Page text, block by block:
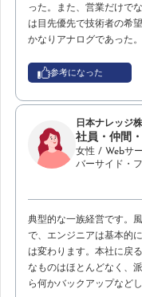
った。また、営業だけで
は目先優先で技術者の希
かなりアナログであった。
参考になった
日本ナレッジ
社員・仲間
女性 / Webサ
バーサイド・
典型的な一族経営です。
で、エンジニアは基本的
は変わります。本社に戻
なものはほとんどなく、
ら何かバックアップなど